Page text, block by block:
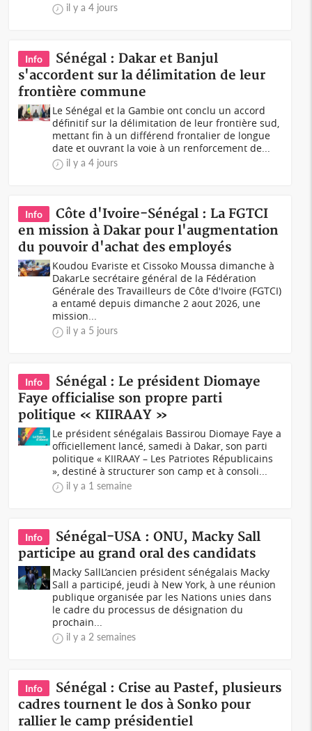
il y a 4 jours
Info
Sénégal : Dakar et Banjul
s'accordent sur la délimitation de leur
frontière commune
Le Sénégal et la Gambie ont conclu un accord
définitif sur la délimitation de leur frontière sud,
mettant fin à un différend frontalier de longue
date et ouvrant la voie à un renforcement de...
il y a 4 jours
Info
Côte d'Ivoire-Sénégal : La FGTCI
en mission à Dakar pour l'augmentation
du pouvoir d'achat des employés
Koudou Evariste et Cissoko Moussa dimanche à
DakarLe secrétaire général de la Fédération
Générale des Travailleurs de Côte d'Ivoire (FGTCI)
a entamé depuis dimanche 2 aout 2026, une
mission...
il y a 5 jours
Info
Sénégal : Le président Diomaye
Faye officialise son propre parti
politique « KIIRAAY »
Le président sénégalais Bassirou Diomaye Faye a
officiellement lancé, samedi à Dakar, son parti
politique « KIIRAAY – Les Patriotes Républicains
», destiné à structurer son camp et à consoli...
il y a 1 semaine
Info
Sénégal-USA : ONU, Macky Sall
participe au grand oral des candidats
Macky SallL’ancien président sénégalais Macky
Sall a participé, jeudi à New York, à une réunion
publique organisée par les Nations unies dans
le cadre du processus de désignation du
prochain...
il y a 2 semaines
Info
Sénégal : Crise au Pastef, plusieurs
cadres tournent le dos à Sonko pour
rallier le camp présidentiel